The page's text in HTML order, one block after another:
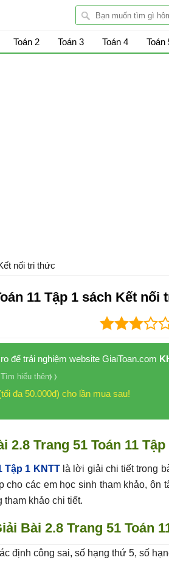
Toán 2 Toán 3 Toán 4 Toán
nối tri thức
11 Tập 1 sách Kết nối
để trải nghiệm website GiaiToan.com
Tìm hiểu thêm
đa 50.000đ) cho lần mua sau!
2.8 Trang 51 Toán 11
Tập 1 KNTTlà lời giải chi tiết trong
cho các em học sinh tham khảo, ôn
tham khảo chi tiết.
Bài 2.8 Trang 51 Toán
định công sai, số hạng thứ 5, số